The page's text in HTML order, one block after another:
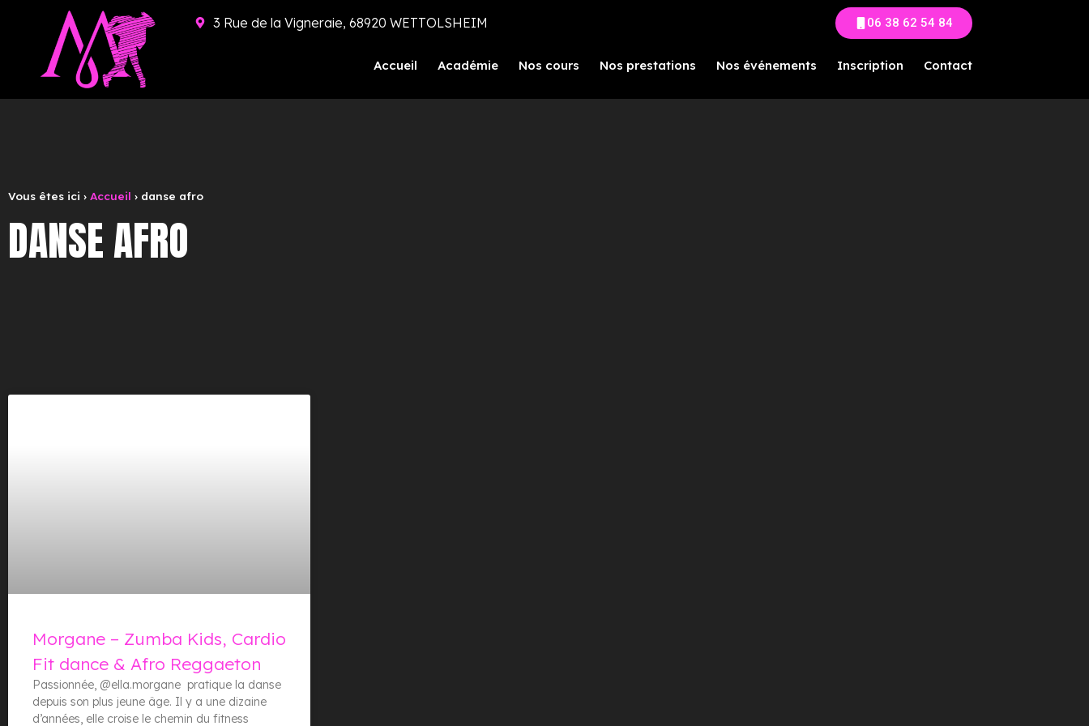
3 Rue de la Vigneraie, 68920 WETTOLSHEIM 06 38 62 54 84
Accueil Académie Nos cours Nos prestations Nos événements Inscription Contact
Vous êtes ici › Accueil › danse afro
DANSE AFRO
Morgane – Zumba Kids, Cardio
Fit dance & Afro Reggaeton
Passionnée, @ella.morgane pratique la danse
depuis son plus jeune âge. Il y a une dizaine
d’années, elle croise le chemin du fitness